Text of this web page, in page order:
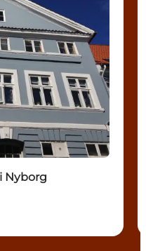
Nyborg